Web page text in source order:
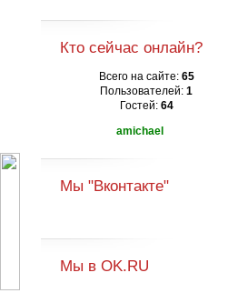
Кто сейчас онлайн?
Всего на сайте: 65
Пользователей: 1
Гостей: 64
amichael
Мы "Вконтакте"
Мы в OK.RU